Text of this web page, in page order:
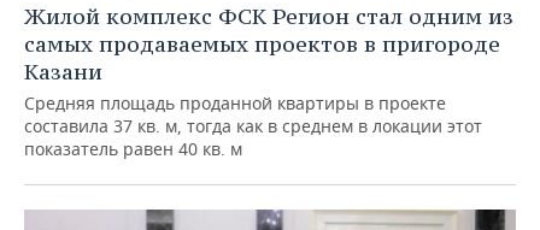
Жилой комплекс ФСК Регион стал одним из
самых продаваемых проектов в пригороде
Казани
Средняя площадь проданной квартиры в проекте
составила 37 кв. м, тогда как в среднем в локации этот
показатель равен 40 кв. м